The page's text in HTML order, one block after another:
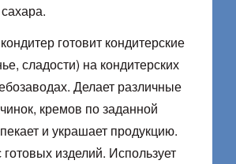
готовит кондитерские
сладости) на кондитерских
Делает различные
кремов по заданной
и украшает продукцию.
изделий. Использует